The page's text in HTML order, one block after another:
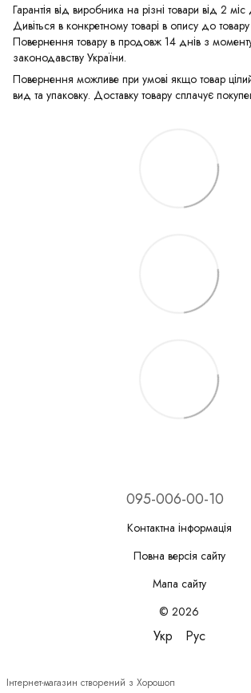
Гарантія від виробника на різні товари від 2
Дивіться в конкретному товарі в опису до
Повернення товару в продовж 14 днів з
законодавству України.
Повернення можливе при умові якщо товар
вид та упаковку. Доставку товару сплачує
095-006-00-10
Контактна інформація
Повна версія сайту
Мапа сайту
© 2026
Укр Рус
Інтернет-магазин створений з Хорошоп